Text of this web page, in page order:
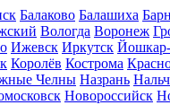
Балаково Балашиха
Вологда Воронеж
Ижевск Иркутск
Королёв Кострома
Челны Назрань
Новороссийск